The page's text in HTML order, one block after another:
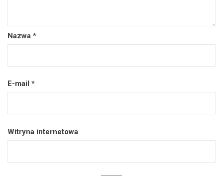
Nazwa *
E-mail *
Witryna internetowa